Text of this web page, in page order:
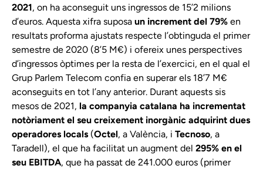
2021, on ha aconseguit uns ingressos de 15’2 milions
d’euros. Aquesta xifra suposa un increment del 79% en
resultats proforma ajustats respecte l’obtinguda el primer
semestre de 2020 (8’5 M€) i ofereix unes perspectives
d’ingressos òptimes per la resta de l’exercici, en el qual el
Grup Parlem Telecom confia en superar els 18’7 M€
aconseguits en tot l’any anterior. Durant aquests sis
mesos de 2021, la companyia catalana ha incrementat
notòriament el seu creixement inorgànic adquirint dues
operadores locals (Octel, a València, i Tecnoso, a
Taradell), el que ha facilitat un augment del 295% en el
seu EBITDA, que ha passat de 241.000 euros (primer